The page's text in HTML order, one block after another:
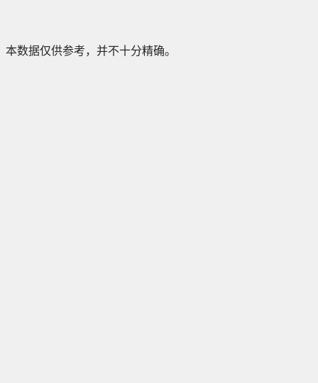
本数据仅供参考，并不十分精确。